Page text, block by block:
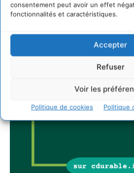
consentement peut avoir un effet
fonctionnalités et caractéristiques.
Accepter
Refuser
Voir les
Politique de cookies Politique